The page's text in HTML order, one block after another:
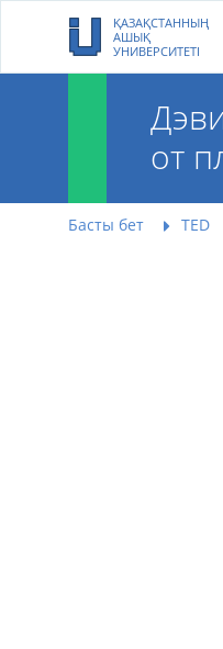
ҚАЗАҚСТАННЫҢ
АШЫҚ
УНИВЕРСИТЕТІ
от
Басты бет TED